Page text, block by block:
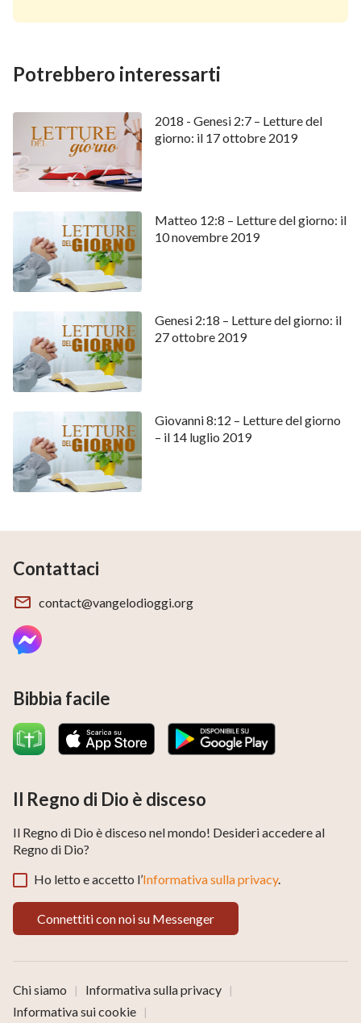
Potrebbero interessarti
2018 - Genesi 2:7 – Letture del
giorno: il 17 ottobre 2019
Matteo 12:8 – Letture del giorno: il
10 novembre 2019
Genesi 2:18 – Letture del giorno: il
27 ottobre 2019
Giovanni 8:12 – Letture del giorno
– il 14 luglio 2019
Contattaci
contact@vangelodioggi.org
Bibbia facile
Il Regno di Dio è disceso
Il Regno di Dio è disceso nel mondo! Desideri accedere al
Regno di Dio?
Ho letto e accetto l’Informativa sulla privacy.
Connettiti con noi su Messenger
Chi siamo | Informativa sulla privacy |
Informativa sui cookie |